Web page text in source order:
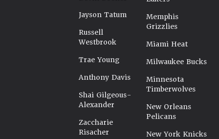
Jayson Tatum
Russell
Westbrook
Trae Young
Anthony Davis
Shai Gilgeous-
Alexander
Zaccharie
Risacher
Memphis
Grizzlies
Miami Heat
Milwaukee Bucks
Minnesota
Timberwolves
New Orleans
Pelicans
New York Knicks